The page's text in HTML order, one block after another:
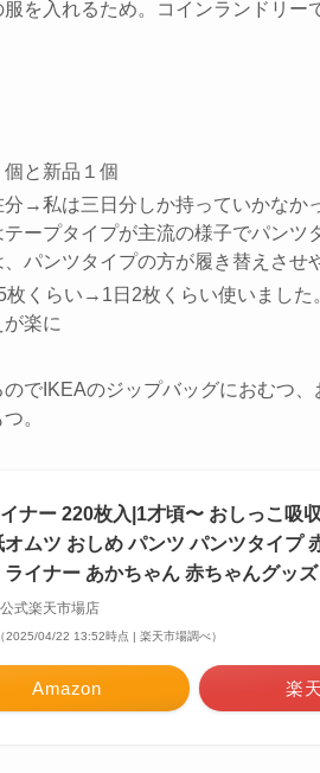
を入れるため。コインランドリー
と新品１個
→私は三日分しか持っていかなか
ープタイプが主流の様子でパン
パンツタイプの方が履き替えさせ
枚くらい→1日2枚くらい使いまし
楽に
でIKEAのジップバッグにおむつ
。
ナー 220枚入|1才頃〜 おしっこ吸
オムツ おしめ パンツ パンツタイプ
ライナー あかちゃん 赤ちゃんグッ
式楽天市場店
（2025/04/22 13:52時点 | 楽天市場調べ）
Amazon 楽